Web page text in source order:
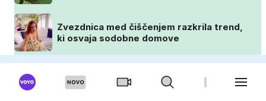
Zvezdnica med čiščenjem razkrila trend,
ki osvaja sodobne domove
OKUSNO